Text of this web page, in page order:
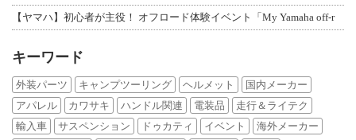
【ヤマハ】初心者が主役！ オフロード体験イベント「My Yamaha off-r
キーワード
外装パーツ キャンプツーリング ヘルメット
国内メーカー
アパレル
カワサキ ハンドル関連 電装品
走行＆ライテク
輸入車
サスペンション ドゥカティ イベント
海外メーカー